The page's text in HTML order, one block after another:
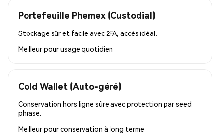
Portefeuille Phemex (Custodial)
Stockage sûr et facile avec 2FA, accès idéal.
Meilleur pourusage quotidien
Cold Wallet (Auto-géré)
Conservation hors ligne sûre avec protection par seed
phrase.
Meilleur pourconservation à long terme